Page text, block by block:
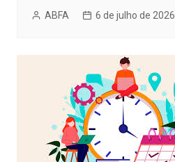
ABFA 6 de julho de 2026